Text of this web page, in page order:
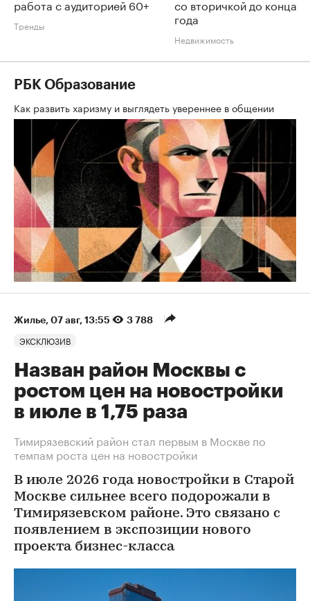
работа с аудиторией 60+
Тренды
со вторичкой до конца
года
Недвижимость
РБК Образование
Как развить харизму и выглядеть увереннее в общении
Жилье 07 авг, 13:55 3 788
ЭКСКЛЮЗИВ
Назван район Москвы с
ростом цен на новостройки
в июле в 1,75 раза
Тимирязевский район стал первым в Москве по
темпам роста цен на новостройки
В июле 2026 года новостройки в Старой
Москве сильнее всего подорожали в
Тимирязевском районе. Это связано с
появлением в экспозиции нового
проекта бизнес-класса